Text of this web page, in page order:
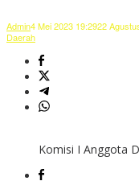
Admin4 Mei 2023 19:2922
Daerah
Komisi I Anggota